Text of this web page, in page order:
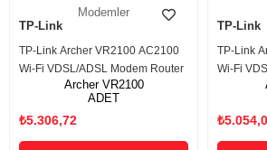
Modemler
TP-Link
TP-Link Archer VR2100 AC2100
Wi-Fi VDSL/ADSL Modem Router
Archer VR2100
ADET
₺5.306,72
TP-Link
TP-Link
Wi-Fi